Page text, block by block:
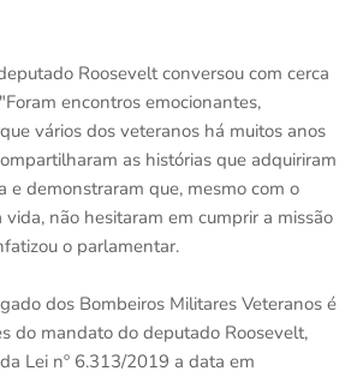
Roosevelt conversou com cerca
encontros emocionantes,
vários dos veteranos há muitos anos
as histórias que adquiriram
e demonstraram que, mesmo com o
vida, não hesitaram em cumprir a missão
o parlamentar.
dos Bombeiros Militares Veteranos é
do mandato do deputado Roosevelt,
Lei nº 6.313/2019 a data em